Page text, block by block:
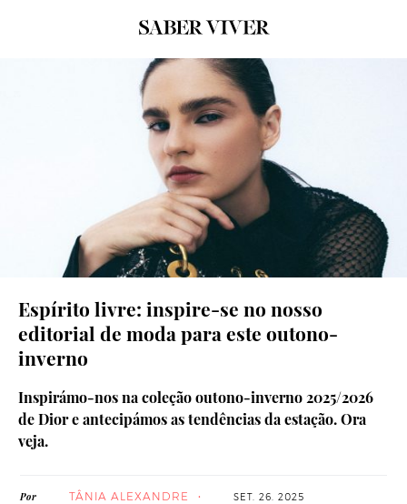
© Dulce Daniel
Espírito livre: inspire-se no nosso
editorial de moda para este outono-
inverno
Inspirámo-nos na coleção outono-inverno 2025/2026
de Dior e antecipámos as tendências da estação. Ora
veja.
Por TÂNIA ALEXANDRE SET. 26. 2025